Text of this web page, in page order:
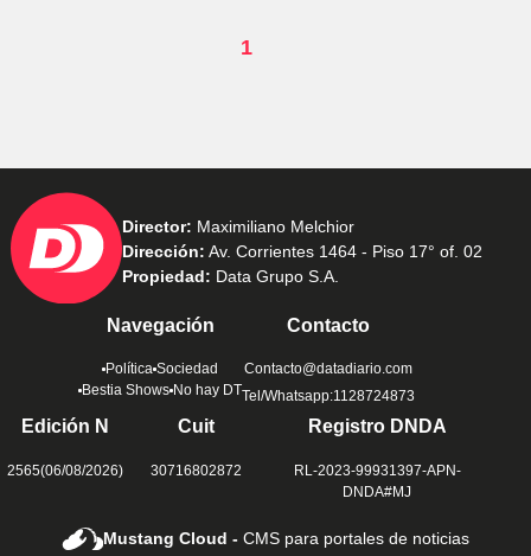
1
Director: Maximiliano Melchior
Dirección: Av. Corrientes 1464 - Piso 17° of. 02
Propiedad: Data Grupo S.A.
Navegación
Política Sociedad
Bestia Shows No hay DT
Contacto
Contacto@datadiario.com
Tel/Whatsapp:1128724873
Edición N
2565(06/08/2026)
Cuit
30716802872
Registro DNDA
RL-2023-99931397-APN-
DNDA#MJ
Mustang Cloud -CMS para portales de noticias